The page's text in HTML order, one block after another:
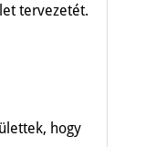
tervezetét.
hogy